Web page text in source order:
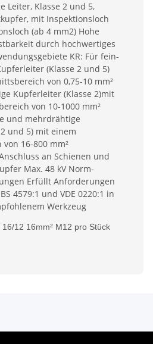
Leiter, Klasse 2 und 5,
mit Inspektionsloch
(ab 4 mm2) Hohe
durch hochwertiges
KR: Für fein-
(Klasse 2 und 5)
von 0,75-10 mm²
Kupferleiter (Klasse 2)mit
von 10-1000 mm²
und mehrdrähtige
und 5) mit einem
16-800 mm²
an Schienen und
Max. 48 kV Norm-
Erfüllt Anforderungen
4579:1 und VDE 0220:1 in
Werkzeug
12 16mm² M12 pro Stück